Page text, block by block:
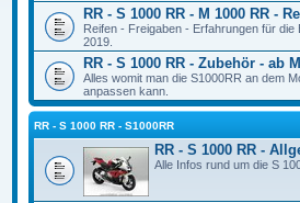
RR - S 1000 RR - M 1000 RR -
Reifen - Freigaben - Erfahrungen für
2019.
RR - S 1000 RR - Zubehör - ab
Alles womit man die S1000RR an dem
anpassen kann.
RR - S 1000 RR - S1000RR
RR - S 1000 RR -
Alle Infos rund um die S